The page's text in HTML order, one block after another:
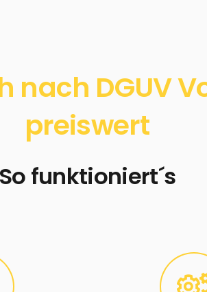
nach DGUV
preiswert
So funktioniert´s